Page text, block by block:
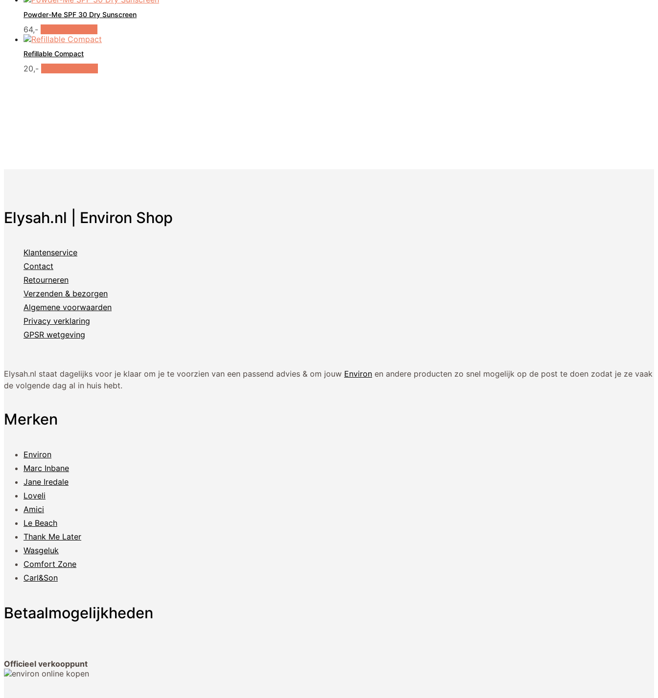
Powder-Me SPF 30 Dry Sunscreen
64,-
product
Refillable Compact
20,-
Elysah.nl | Environ Shop
Klantenservice
Contact
Retourneren
Verzenden & bezorgen
Algemene voorwaarden
Privacy verklaring
GPSR wetgeving
Elysah.nl staat dagelijks voor je klaar om je te voorzien van een passend advies & om jouw Environ en andere producten zo snel mogelijk op de post te doen zodat je ze vaak
de volgende dag al in huis hebt.
Merken
Environ
Marc Inbane
Jane Iredale
Loveli
Amici
Le Beach
Thank Me Later
Wasgeluk
Comfort Zone
Carl&Son
Betaalmogelijkheden
Officieel verkooppunt